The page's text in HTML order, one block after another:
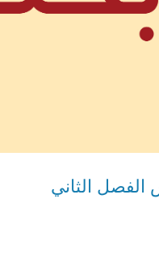
الثاني